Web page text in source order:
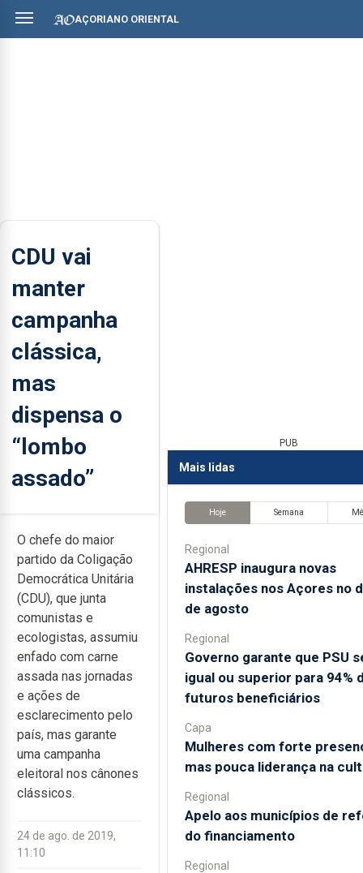
AÇORIANO ORIENTAL
CDU vai
manter
campanha
clássica,
mas
dispensa o
“lombo
assado”
O chefe do maior
partido da Coligação
Democrática Unitária
(CDU), que junta
comunistas e
ecologistas, assumiu
enfado com carne
assada nas jornadas
e ações de
esclarecimento pelo
país, mas garante
uma campanha
eleitoral nos cânones
clássicos.
24 de ago. de 2019,
11:10
PUB
Mais lidas
Hoje Semana
Regional
AHRESP inaugura novas
instalações nos Açores no
de agosto
Regional
Governo garante que PSU
igual ou superior para 94%
futuros beneficiários
Capa
Mulheres com forte
mas pouca liderança na
Regional
Apelo aos municípios de
do financiamento
Regional